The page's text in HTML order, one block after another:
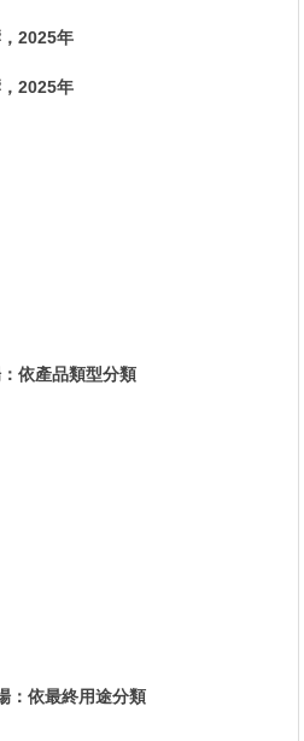
2025年
2025年
依產品類型分類
：依最終用途分類